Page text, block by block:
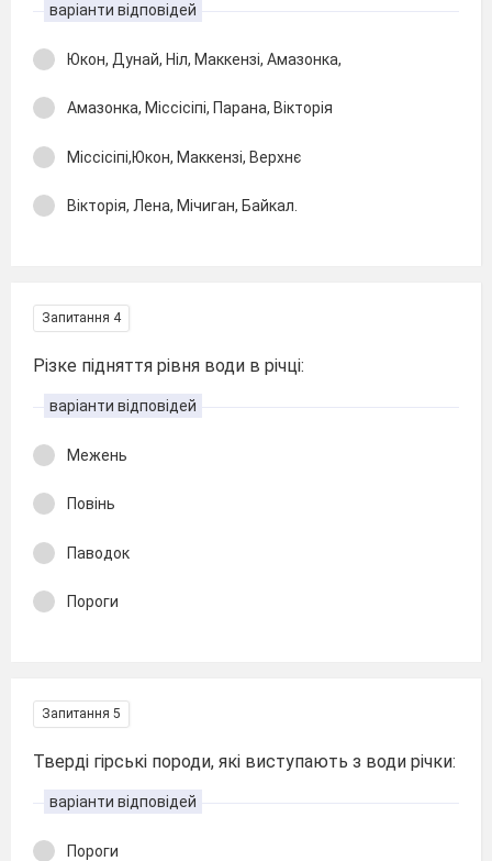
варіанти відповідей
Юкон, Дунай, Ніл, Маккензі, Амазонка,
Амазонка, Міссісіпі, Парана, Вікторія
Міссісіпі,Юкон, Маккензі, Верхнє
Вікторія, Лена, Мічиган, Байкал.
Запитання 4
Різке підняття рівня води в річці:
варіанти відповідей
Межень
Повінь
Паводок
Пороги
Запитання 5
Тверді гірські породи, які виступають з води річки:
варіанти відповідей
Пороги